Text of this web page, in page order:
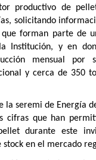
productivo de
solicitando
que forman parte de
Institución, y en
mensual por
y cerca de 350
la seremi de Energía
cifras que han
durante este
en el mercado